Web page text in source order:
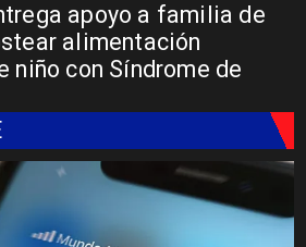
apoyo a familia de
alimentación
niño con Síndrome de